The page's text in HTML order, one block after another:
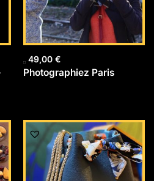
49,00 €
Photographiez Paris